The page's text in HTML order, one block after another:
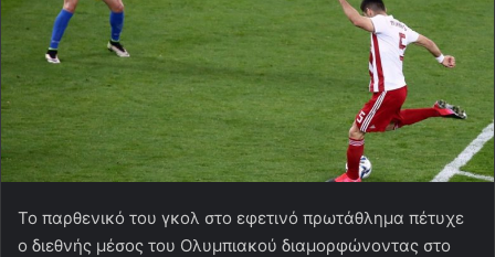
Το παρθενικό του γκολ στο εφετινό πρωτάθλημα πέτυχε
ο διεθνής μέσος του Ολυμπιακού διαμορφώνοντας στο